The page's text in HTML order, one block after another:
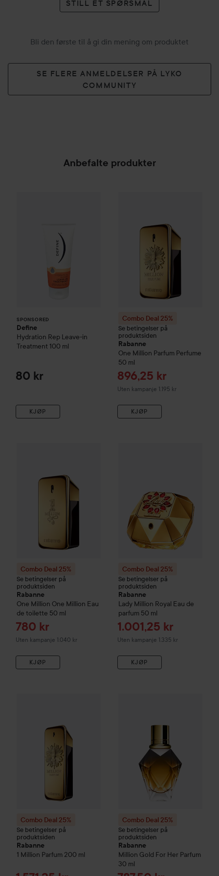
STILL ET SPØRSMÅL
Bli den første til å gi din mening om produktet
SE FLERE ANMELDELSER PÅ LYKO
COMMUNITY
Anbefalte produkter
SPONSORED
Define
Hydration Rep Leave-in
Treatment 100 ml
80 kr
KJØP
Combo Deal 25%
Se betingelser på
produktsiden
Rabanne
One Million Parfum Perfume
50 ml
Tilbudspris
896,25 kr
Uten kampanje 1.195 kr
KJØP
Combo Deal 25%
Se betingelser på
produktsiden
Rabanne
One Million One Million Eau
de toilette 50 ml
Tilbudspris
780 kr
Uten kampanje 1.040 kr
KJØP
Combo Deal 25%
Se betingelser på
produktsiden
Rabanne
Lady Million Royal Eau de
parfum 50 ml
Tilbudspris
1.001,25 kr
Uten kampanje 1.335 kr
KJØP
Combo Deal 25%
Se betingelser på
produktsiden
Rabanne
1 Million Parfum 200 ml
Combo Deal 25%
Se betingelser på
produktsiden
Rabanne
Million Gold For Her Parfum
30 ml